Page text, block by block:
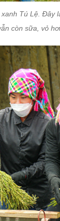
Tú Lệ. Đây
còn sữa, vỏ